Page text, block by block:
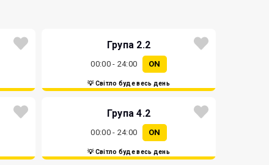
Група 2.2
00:00 - 24:00 ON
💡 Світло буде весь день
Група 4.2
00:00 - 24:00 ON
💡 Світло буде весь день